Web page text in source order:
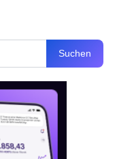
Suchen